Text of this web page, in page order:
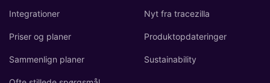
Integrationer
Priser og planer
Sammenlign planer
Nyt fra tracezilla
Produktopdateringer
Sustainability